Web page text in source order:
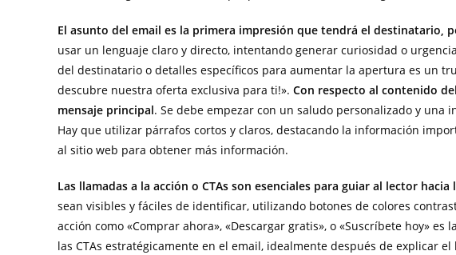
El asunto del email es la primera impresión que tendrá el destinatario,
usar un lenguaje claro y directo, intentando generar curiosidad o
del destinatario o detalles específicos para aumentar la apertura es un
descubre nuestra oferta exclusiva para ti!». Con respecto al contenido
mensaje principal. Se debe empezar con un saludo personalizado y
Hay que utilizar párrafos cortos y claros, destacando la información
al sitio web para obtener más información.
Las llamadas a la acción o CTAs son esenciales para guiar al lector hacia
sean visibles y fáciles de identificar, utilizando botones de colores
acción como «Comprar ahora», «Descargar gratis», o «Suscríbete hoy»
las CTAs estratégicamente en el email, idealmente después de explicar